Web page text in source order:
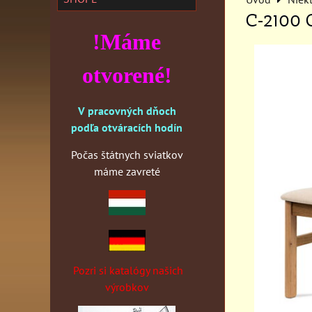
C-2100
!Máme
otvorené!
V pracovných dňoch
podľa otváracích hodín
Počas štátnych sviatkov
máme zavreté
Pozri si katalógy našich
výrobkov